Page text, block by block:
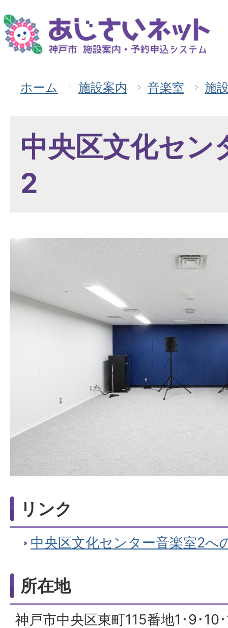
ホーム 施設案内 音楽室 施
中央区文化セン
2
リンク
中央区文化センター音楽室2へ
所在地
神戸市中央区東町115番地1･9･10